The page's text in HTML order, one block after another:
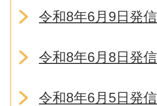
令和8年6月9日発信
令和8年6月8日発信
令和8年6月5日発信